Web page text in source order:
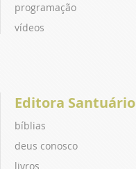
programação
vídeos
Editora Santuário
bíblias
deus conosco
livros